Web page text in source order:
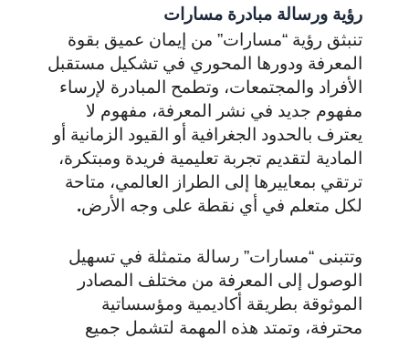
رؤية ورسالة مبادرة مسارات
تنبثق رؤية “مسارات” من إيمان عميق بقوة
المعرفة ودورها المحوري في تشكيل مستقبل
الأفراد والمجتمعات، وتطمح المبادرة لإرساء
مفهوم جديد في نشر المعرفة، مفهوم لا
يعترف بالحدود الجغرافية أو القيود الزمانية أو
المادية لتقديم تجربة تعليمية فريدة ومبتكرة،
ترتقي بمعاييرها إلى الطراز العالمي، متاحة
لكل متعلم في أي نقطة على وجه الأرض.
وتتبنى “مسارات” رسالة متمثلة في تسهيل
الوصول إلى المعرفة من مختلف المصادر
الموثوقة بطريقة أكاديمية ومؤسساتية
محترفة، وتمتد هذه المهمة لتشمل جميع